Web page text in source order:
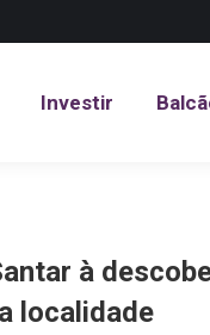
Investir
à
localidade
Investir